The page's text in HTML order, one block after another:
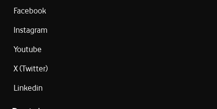
Facebook
Instagram
Youtube
X (Twitter)
Linkedin